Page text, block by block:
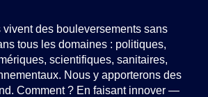
vivent des bouleversements sans
tous les domaines : politiques,
scientifiques, sanitaires,
Nous y apporterons des
Comment ? En faisant innover —